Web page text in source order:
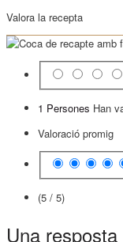
Valora la recepta
1 Persones Han
Valoració promig
(5 / 5)
Una resposta